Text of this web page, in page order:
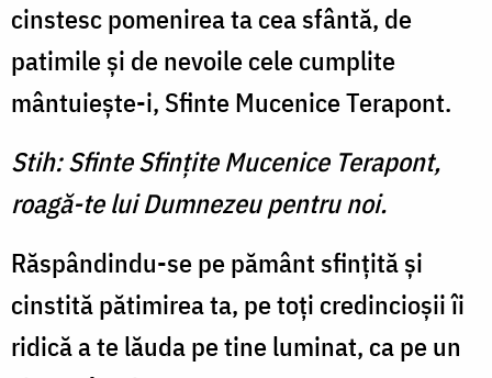
cinstesc pomenirea ta cea sfântă, de
patimile şi de nevoile cele cumplite
mântuieşte-i, Sfinte Mucenice Terapont.
Stih: Sfinte Sfinţite Mucenice Terapont,
roagă-te lui Dumnezeu pentru noi.
Răspândindu-se pe pământ sfinţită şi
cinstită pătimirea ta, pe toţi credincioşii îi
ridică a te lăuda pe tine luminat, ca pe un